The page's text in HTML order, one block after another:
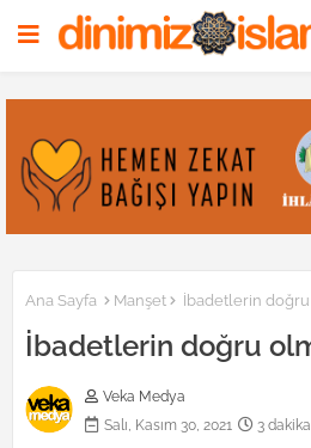
Ana Sayfa Manşet İbadetlerin doğru
İbadetlerin doğru
Veka Medya
Salı, Kasım 30, 2021
3